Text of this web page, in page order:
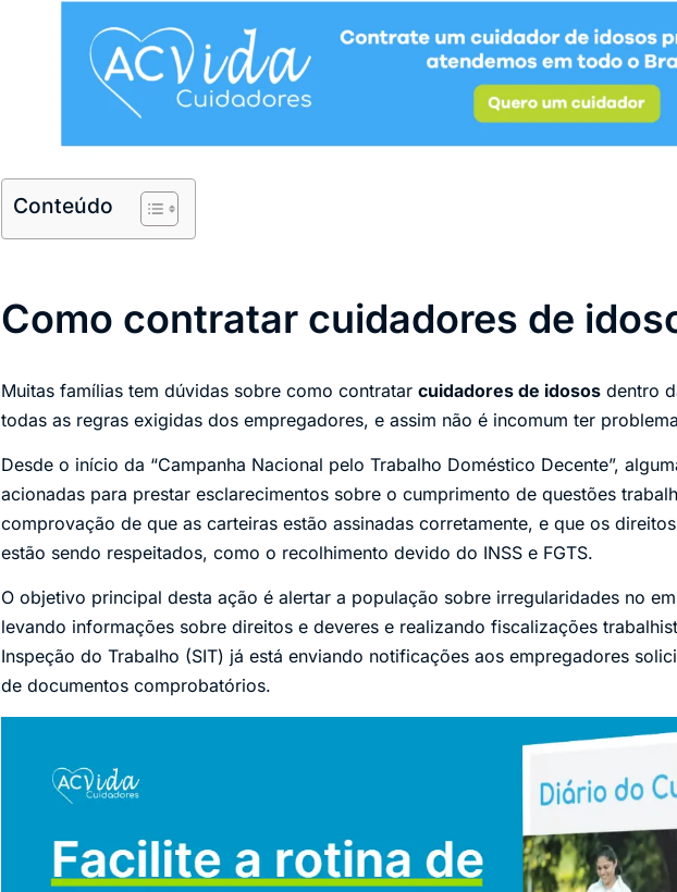
Conteúdo
Como contratar cuidadores de
Muitas famílias tem dúvidas sobre como contratar cuidadores de idosos dentro
todas as regras exigidas dos empregadores, e assim não é incomum ter
Desde o início da “Campanha Nacional pelo Trabalho Doméstico Decente”,
acionadas para prestar esclarecimentos sobre o cumprimento de questões
comprovação de que as carteiras estão assinadas corretamente, e que os
estão sendo respeitados, como o recolhimento devido do INSS e FGTS.
O objetivo principal desta ação é alertar a população sobre irregularidades no
levando informações sobre direitos e deveres e realizando fiscalizações
Inspeção do Trabalho (SIT) já está enviando notificações aos empregadores
de documentos comprobatórios.